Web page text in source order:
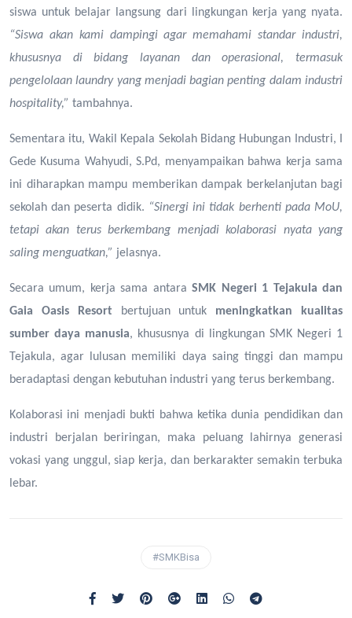
siswa untuk belajar langsung dari lingkungan kerja yang nyata.
“Siswa akan kami dampingi agar memahami standar industri,
khususnya di bidang layanan dan operasional, termasuk
pengelolaan laundry yang menjadi bagian penting dalam industri
hospitality,” tambahnya.
Sementara itu, Wakil Kepala Sekolah Bidang Hubungan Industri, I
Gede Kusuma Wahyudi, S.Pd, menyampaikan bahwa kerja sama
ini diharapkan mampu memberikan dampak berkelanjutan bagi
sekolah dan peserta didik. “Sinergi ini tidak berhenti pada MoU,
tetapi akan terus berkembang menjadi kolaborasi nyata yang
saling menguatkan,” jelasnya.
Secara umum, kerja sama antaraSMK Negeri 1 Tejakula dan
Gaia Oasis Resort bertujuan untuk meningkatkan kualitas
sumber daya manusia, khususnya di lingkungan SMK Negeri 1
Tejakula, agar lulusan memiliki daya saing tinggi dan mampu
beradaptasi dengan kebutuhan industri yang terus berkembang.
Kolaborasi ini menjadi bukti bahwa ketika dunia pendidikan dan
industri berjalan beriringan, maka peluang lahirnya generasi
vokasi yang unggul, siap kerja, dan berkarakter semakin terbuka
lebar.
#SMKBisa